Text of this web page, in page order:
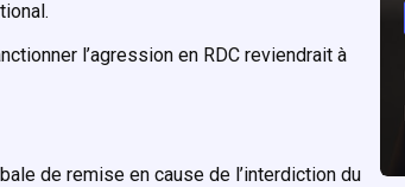
l’agression en RDC reviendrait à
de remise en cause de l’interdiction du